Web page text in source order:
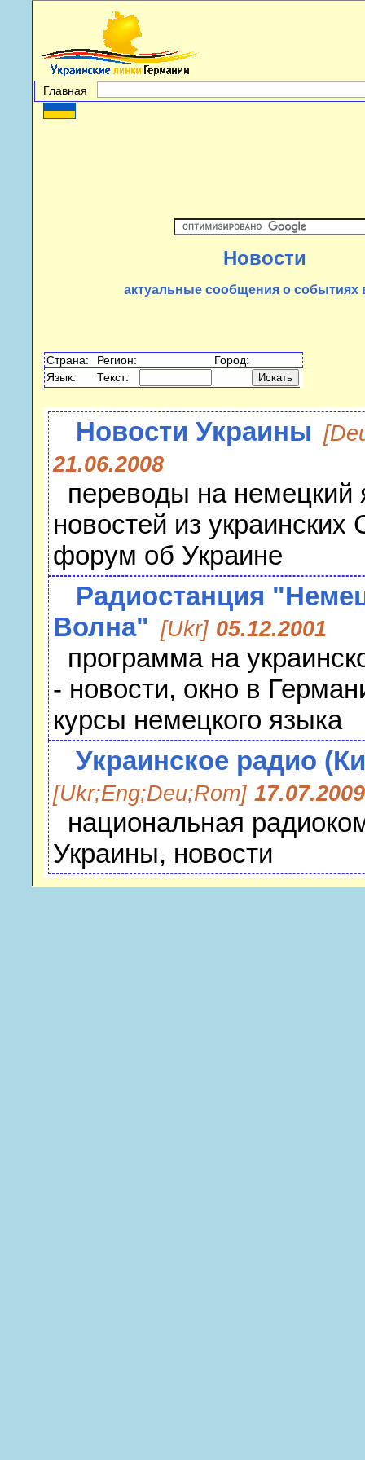
Главная
Новости
актуальные сообщения о событиях
Страна: Регион:
Город:
Язык:
Текст:
Новости Украины
21.06.2008
переводы на немецкий
новостей из
форум об Украине
Радиостанция
Волна" [Ukr] 05.12.2001
программа на
- новости, окно в
курсы немецкого языка
Украинское радио
[Ukr;Eng;Deu;Rom] 17.07.2009
национальная
Украины, новости